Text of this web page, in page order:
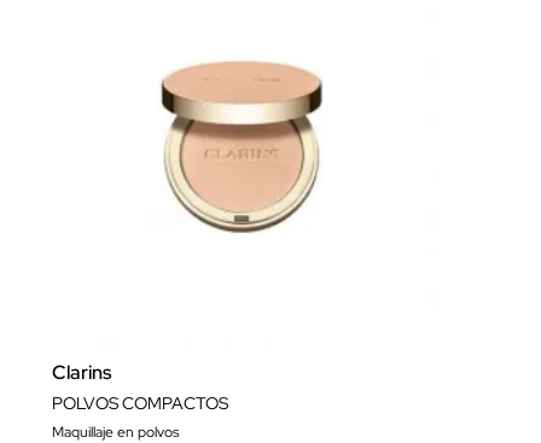
Clarins
POLVOS COMPACTOS
Maquillaje en polvos